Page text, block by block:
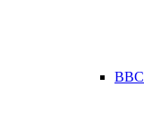
ВВС